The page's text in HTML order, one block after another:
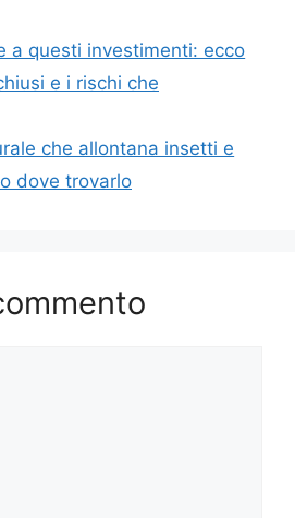
a questi investimenti: ecco
e i rischi che
che allontana insetti e
dove trovarlo